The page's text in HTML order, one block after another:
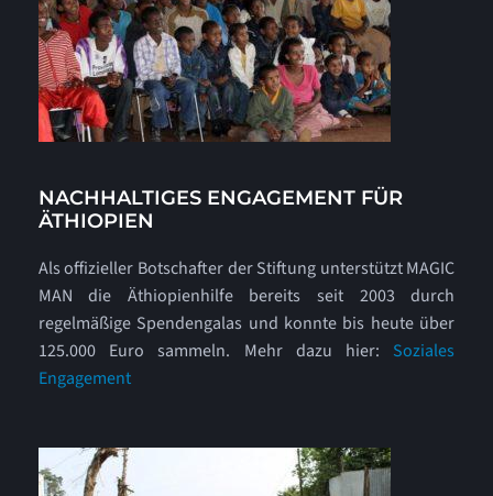
NACHHALTIGES ENGAGEMENT FÜR
ÄTHIOPIEN
Als offizieller Botschafter der Stiftung unterstützt MAGIC
MAN die Äthiopienhilfe bereits seit 2003 durch
regelmäßige Spendengalas und konnte bis heute über
125.000 Euro sammeln. Mehr dazu hier: Soziales
Engagement